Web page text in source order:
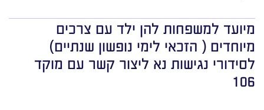
מיועד למשפחות להן ילד עם צרכים
מיוחדים ( הזכאי לימי נופשון שנתיים)
לסידורי נגישות נא ליצור קשר עם מוקד
106